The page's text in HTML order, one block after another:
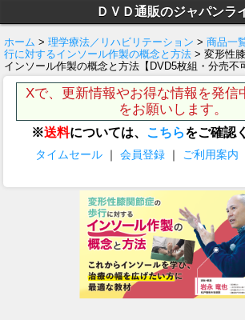
ＤＶＤ通販のジャパンラ
ホーム > 理学療法／リハビリテーション > 商品一
行に対するインソール作製の概念と方法 > 変形性
インソール作製の概念と方法【DVD5枚組・分売不
Xで、更新情報やお得な情報を発信
をお願いします。
※送料については、 こちらをご確認
タイムセール ｜ 会員登録 ｜ ご利用案内